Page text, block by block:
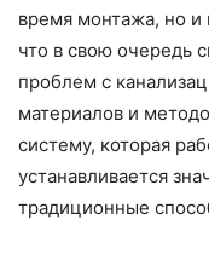
время монтажа, но
что в свою очередь
проблем с
материалов и
систему, которая
устанавливается
традиционные